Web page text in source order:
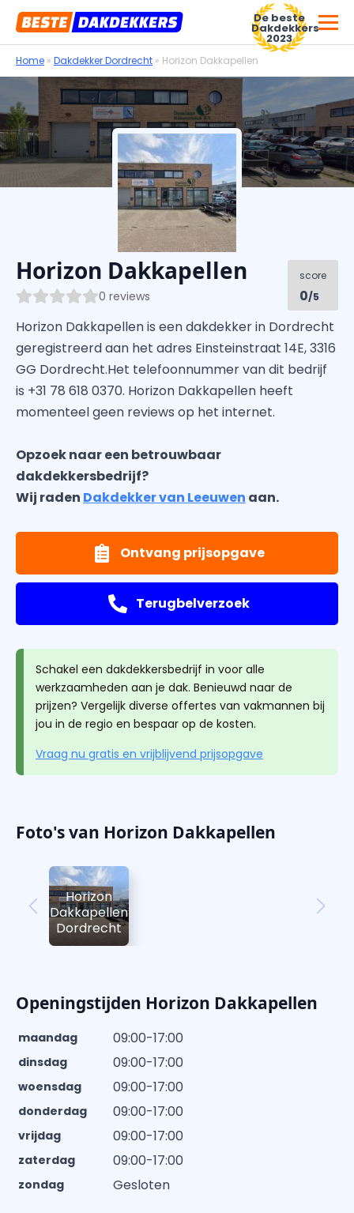
Voor dakdekkersbedrijven
De beste
Dakdekkers
2023
Home » Dakdekker Dordrecht » Horizon Dakkapellen
Horizon Dakkapellen
0 reviews
score
0/5
Horizon Dakkapellen is een dakdekker in Dordrecht
geregistreerd aan het adres Einsteinstraat 14E, 3316
GG Dordrecht.Het telefoonnummer van dit bedrijf
is +31 78 618 0370. Horizon Dakkapellen heeft
momenteel geen reviews op het internet.
Opzoek naar een betrouwbaar
dakdekkersbedrijf?
Wij raden Dakdekker van Leeuwen aan.
Ontvang prijsopgave
Terugbelverzoek
Schakel een dakdekkersbedrijf in voor alle
werkzaamheden aan je dak. Benieuwd naar de
prijzen? Vergelijk diverse offertes van vakmannen bij
jou in de regio en bespaar op de kosten.
Vraag nu gratis en vrijblijvend prijsopgave
Foto's van Horizon Dakkapellen
Horizon
Dakkapellen
Dordrecht
Openingstijden Horizon Dakkapellen
maandag 09:00-17:00
dinsdag 09:00-17:00
woensdag 09:00-17:00
donderdag 09:00-17:00
vrijdag 09:00-17:00
zaterdag 09:00-17:00
zondag Gesloten